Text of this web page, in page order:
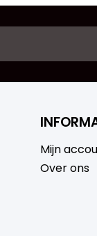
Mijn
Over ons